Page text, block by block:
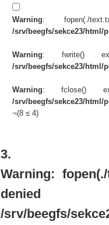
Warning: fopen(./
/srv/beegfs/sekce23/html/
Warning: fwrite()
/srv/beegfs/sekce23/html/
Warning: fclose()
/srv/beegfs/sekce23/html/
¬(8 ≤ 4)
3.
Warning:
/srv/beegfs/